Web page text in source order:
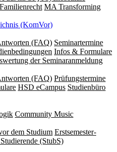
MA Transforming
(KomVor)
(FAQ) Seminartermine
Infos & Formulare
der Seminaranmeldung
(FAQ) Prüfungstermine
HSD eCampus Studienbüro
Community Music
dem Studium Erstsemester-
(StubS)